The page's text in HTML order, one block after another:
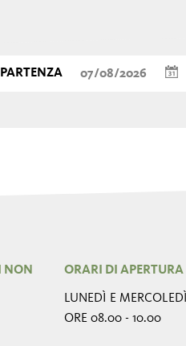
PARTENZA
NON ORARI DI
LUNEDÌ E MERCOLEDÌ
ORE 08.00 - 10.00